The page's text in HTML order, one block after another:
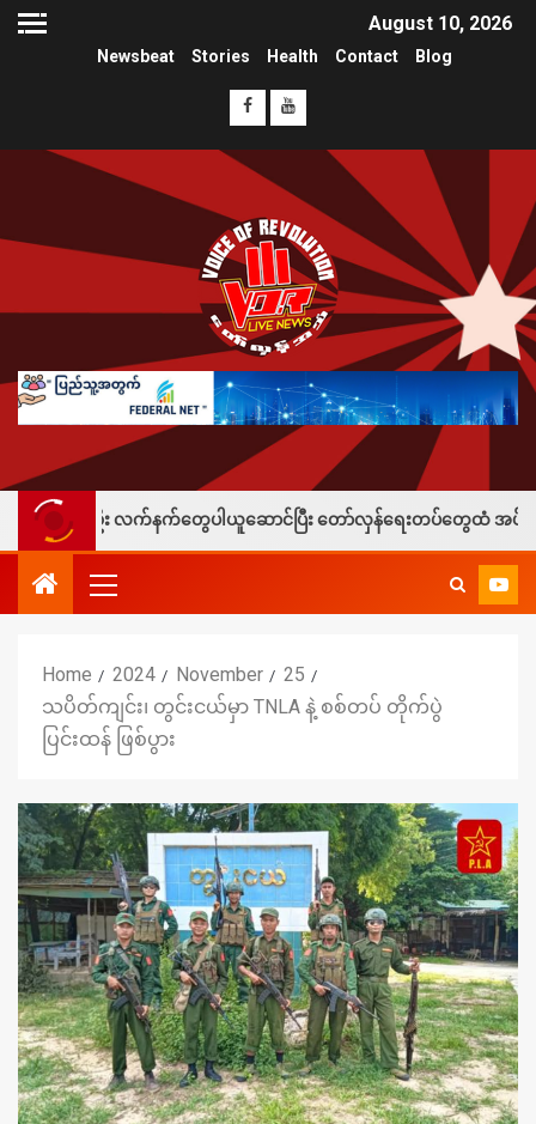
August 10, 2026
Newsbeat Stories Health Contact Blog
း လက်နက်တွေပါယူဆောင်ပြီး တော်လှန်ရေးတပ်တွေထံ အပ်နှံလို့ သိန်းတစ်ရ
Home 2024 November
25
သပိတ်ကျင်း၊ တွင်းငယ်မှာ TNLA နဲ့ စစ်တပ် တိုက်ပွဲ
ပြင်းထန် ဖြစ်ပွား